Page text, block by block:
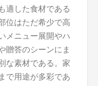
適した食材である
位はただ希少で高
メニュー展開やハ
贈答のシーンにま
な素材である。家
で用途が多彩であ